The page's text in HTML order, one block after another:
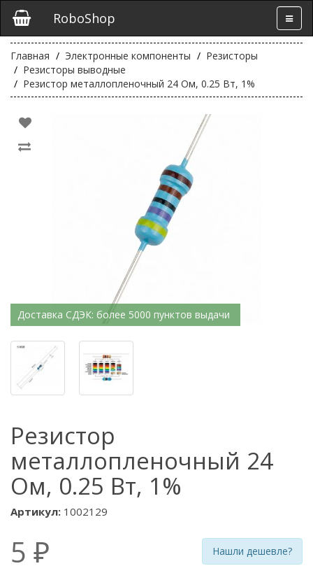
RoboShop
Главная Электронные компоненты
Резисторы
Резисторы выводные
Резистор металлопленочный 24 Ом, 0.25 Вт, 1%
Доставка СДЭК: более 5000 пунктов выдачи
Резистор
металлопленочный 24
Ом, 0.25 Вт, 1%
Артикул: 1002129
5 ₽ Нашли дешевле?